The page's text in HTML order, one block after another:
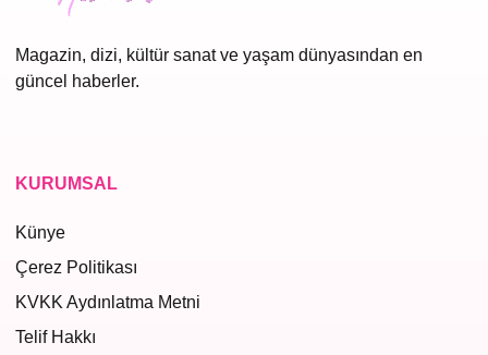
Magazin, dizi, kültür sanat ve yaşam dünyasından en
güncel haberler.
KURUMSAL
Künye
Çerez Politikası
KVKK Aydınlatma Metni
Telif Hakkı